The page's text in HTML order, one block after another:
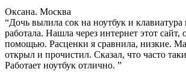
Оксана. Москва
“Дочь вылила сок на ноутбук и клавиатура
работала. Нашла через интернет этот сайт,
помощью. Расценки я сравнила, низкие.
открыл и прочистил. Сказал, что часто
Работает ноутбук отлично. ”